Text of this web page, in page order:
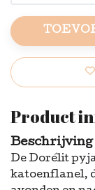
Product
Beschrijving
De Dorélit
katoenflanel,